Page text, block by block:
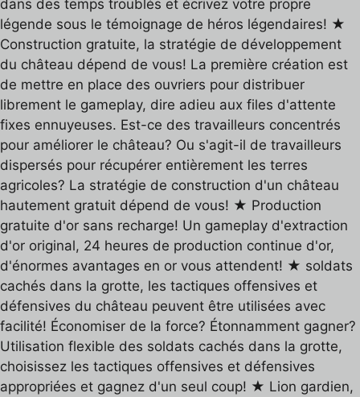
dans des temps troublés et écrivez votre propre
légende sous le témoignage de héros légendaires! ★
Construction gratuite, la stratégie de développement
du château dépend de vous! La première création est
de mettre en place des ouvriers pour distribuer
librement le gameplay, dire adieu aux files d'attente
fixes ennuyeuses. Est-ce des travailleurs concentrés
pour améliorer le château? Ou s'agit-il de travailleurs
dispersés pour récupérer entièrement les terres
agricoles? La stratégie de construction d'un château
hautement gratuit dépend de vous! ★ Production
gratuite d'or sans recharge! Un gameplay d'extraction
d'or original, 24 heures de production continue d'or,
d'énormes avantages en or vous attendent! ★ soldats
cachés dans la grotte, les tactiques offensives et
défensives du château peuvent être utilisées avec
facilité! Économiser de la force? Étonnamment gagner?
Utilisation flexible des soldats cachés dans la grotte,
choisissez les tactiques offensives et défensives
appropriées et gagnez d'un seul coup! ★ Lion gardien,